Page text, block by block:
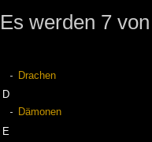
Es werden 7
Drachen
D
Dämonen
E